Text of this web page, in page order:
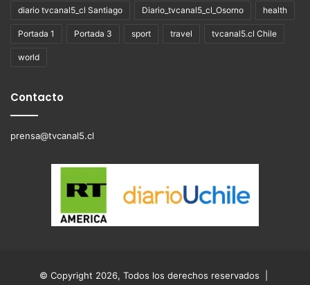
diario tvcanal5_cl Santiago Diario_tvcanal5_cl_Osorno health
Portada 1 Portada 3 sport travel tvcanal5.cl Chile
world
Contacto
prensa@tvcanal5.cl
© Copyright 2026, Todos los derechos reservados |